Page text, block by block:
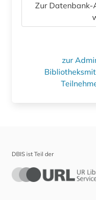
Zur Datenbank-
zur
DBIS ist Teil der